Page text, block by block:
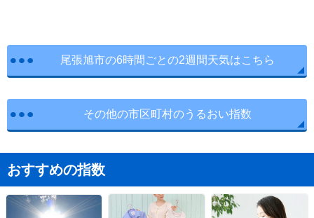
尾張旭市の6時間ごとの2週間天気はこちら
その他の市区町村のうるおい指数
おすすめの指数